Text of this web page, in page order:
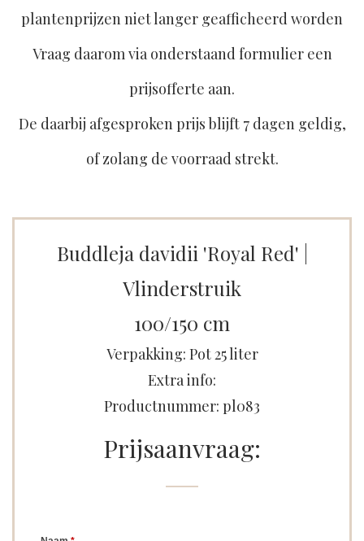
plantenprijzen niet langer geafficheerd worden
Vraag daarom via onderstaand formulier een
prijsofferte aan.
De daarbij afgesproken prijs blijft 7 dagen geldig,
of zolang de voorraad strekt.
Buddleja davidii 'Royal Red' |
Vlinderstruik
100/150 cm
Verpakking: Pot 25 liter
Extra info:
Productnummer: pl083
Prijsaanvraag: